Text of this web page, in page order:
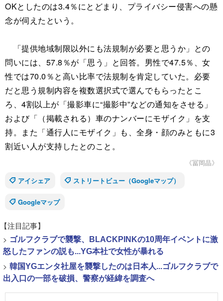
OKとしたのは3.4％にとどまり、プライバシー侵害への懸
念が伺えたという。
「提供地域制限以外にも法規制が必要と思うか」との
問いには、57.8％が「思う」と回答。男性で47.5％、女
性では70.0％と高い比率で法規制を肯定していた。必要
だと思う規制内容を複数選択式で選んでもらったとこ
ろ、4割以上が「撮影車に“撮影中”などの通知をさせる」
および「（掲載される）車のナンバーにモザイク」を支
持。また「通行人にモザイク」も、全身・顔のみともに3
割近い人が支持したとのこと。
《冨岡晶》
アイシェア
ストリートビュー（Googleマップ）
Googleマップ
【注目記事】
> ゴルフクラブで襲撃、BLACKPINKの10周年イベントに激
怒したファンの説も...YG本社で女性が暴れる
> 韓国YGエンタ社屋を襲撃したのは日本人...ゴルフクラブで
出入口の一部を破損、警察が経緯を調査へ